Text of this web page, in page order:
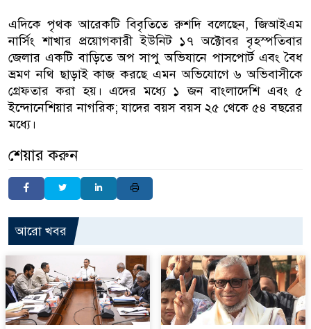
এদিকে পৃথক আরেকটি বিবৃতিতে রুশদি বলেছেন, জিআইএম
নার্সিং শাখার প্রয়োগকারী ইউনিট ১৭ অক্টোবর বৃহস্পতিবার
জেলার একটি বাড়িতে অপ সাপু অভিযানে পাসপোর্ট এবং বৈধ
ভ্রমণ নথি ছাড়াই কাজ করছে এমন অভিযোগে ৬ অভিবাসীকে
গ্রেফতার করা হয়। এদের মধ্যে ১ জন বাংলাদেশি এবং ৫
ইন্দোনেশিয়ার নাগরিক; যাদের বয়স বয়স ২৫ থেকে ৫৪ বছরের
মধ্যে।
শেয়ার করুন
আরো খবর